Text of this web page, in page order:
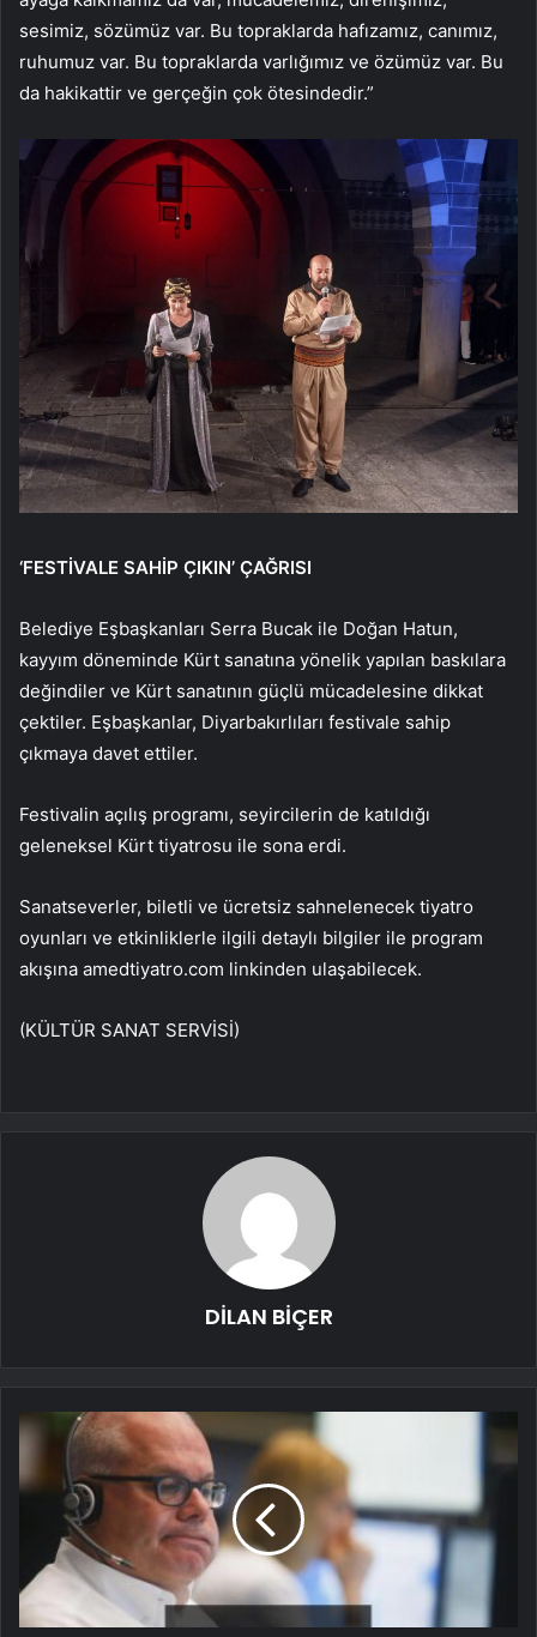
sesimiz, sözümüz var. Bu topraklarda hafızamız, canımız,
ruhumuz var. Bu topraklarda varlığımız ve özümüz var. Bu
da hakikattir ve gerçeğin çok ötesindedir.”
‘FESTİVALE SAHİP ÇIKIN’ ÇAĞRISI
Belediye Eşbaşkanları Serra Bucak ile Doğan Hatun,
kayyım döneminde Kürt sanatına yönelik yapılan baskılara
değindiler ve Kürt sanatının güçlü mücadelesine dikkat
çektiler. Eşbaşkanlar, Diyarbakırlıları festivale sahip
çıkmaya davet ettiler.
Festivalin açılış programı, seyircilerin de katıldığı
geleneksel Kürt tiyatrosu ile sona erdi.
Sanatseverler, biletli ve ücretsiz sahnelenecek tiyatro
oyunları ve etkinliklerle ilgili detaylı bilgiler ile program
akışına amedtiyatro.com linkinden ulaşabilecek.
(KÜLTÜR SANAT SERVİSİ)
DİLAN BİÇER